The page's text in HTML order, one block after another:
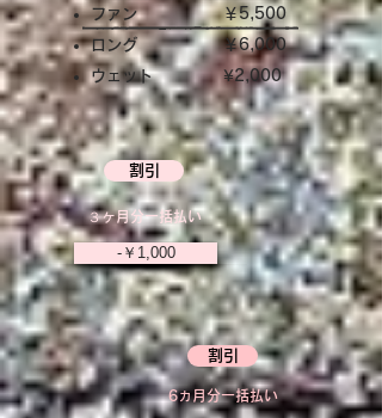
￥5,500
￥6,000
¥2,000
ファン
ロング
​ウェット
３ヶ月分一括払い
-￥1,000
割引
割引
6ヵ月分一括払い